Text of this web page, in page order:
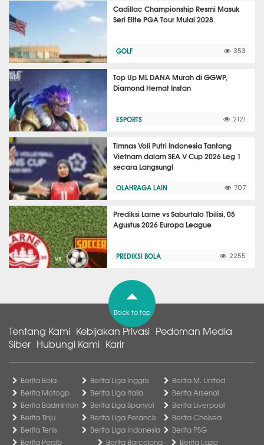
Cadillac Championship Resmi Masuk
Seri Elite PGA Tour Mulai 2028
GOLF 353
Top Up ML DANA Murah di GGWP,
Diamond Hemat Instan
ESPORTS 2121
Timnas Voli Putri Indonesia Tantang
Vietnam dalam SEA V Cup 2026 Leg 1
secara Langsung!
OLAHRAGA LAIN 707
Prediksi Larne vs Saburtalo Tbilisi, 05
Agustus 2026 Europa League
PREDIKSI BOLA 2255
Back to top
Tentang Kami Kebijakan Privasi Pedoman Media
Siber Hubungi Kami Karir
Berita Bola
Berita Motogp
Berita Badminton
Berita Tinju
Berita Tenis
Berita Liga Inggris
Berita Liga Italia
Berita Liga Spanyol
Berita Liga Perancis
Berita Liga Indonesia
Berita M. United
Berita Arsenal
Berita Liverpool
Berita Chelsea
Berita PSG
Berita Persib
Berita Barcelona Berita Lazio